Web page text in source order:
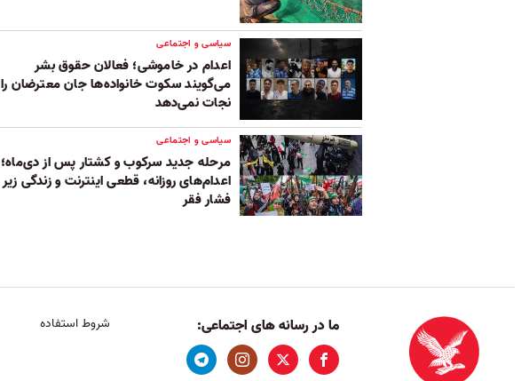
سیاسی و اجتماعی
اعدام در خاموشی؛ فعالان حقوق بشر
می‌گویند سکوت خانواده‌ها جان معترضان را
نجات نمی‌دهد
سیاسی و اجتماعی
مرحله جدید سرکوب و کشتار پس از دی‌ماه؛
اعدام‌های روزانه، قطعی اینترنت و زندگی زیر
فشار فقر
ما در رسانه های اجتماعی: شروط استفاده